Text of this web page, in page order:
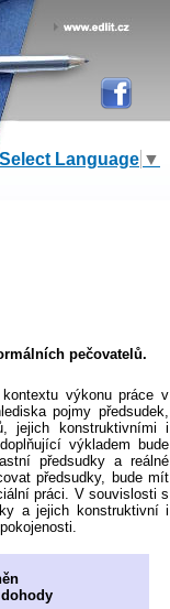
Select Language ▼
pečovatelů.
výkonu práce v
pojmy předsudek,
jejich konstruktivními i
výkladem bude
předsudky a reálné
předsudky, bude mít
práci. V souvislosti s
a jejich konstruktivní i